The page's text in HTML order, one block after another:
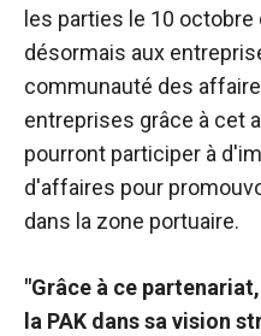
les parties le 10 octobre
désormais aux
communauté des
entreprises grâce à cet
pourront participer à
d'affaires pour
dans la zone portuaire.
"Grâce à ce
la PAK dans sa vision
En partageant
vos intérêts et
votre
comportement
lors de la
visite de notre
augmentez
les chances
de voir des